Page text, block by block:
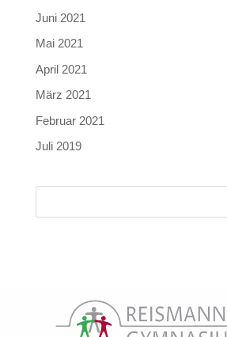
Juni 2021
Mai 2021
April 2021
März 2021
Februar 2021
Juli 2019